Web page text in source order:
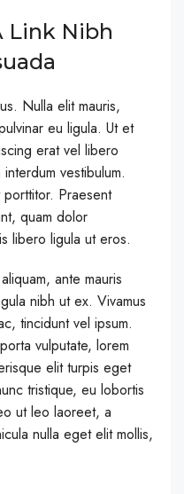
Link Nibh
Nulla elit mauris,
eu ligula. Ut et
erat vel libero
vestibulum.
Praesent
quam dolor
libero ligula ut eros.
ante mauris
nibh ut ex. Vivamus
tincidunt vel ipsum.
vulputate, lorem
elit turpis eget
tristique, eu lobortis
ut leo laoreet, a
nulla eget elit mollis,